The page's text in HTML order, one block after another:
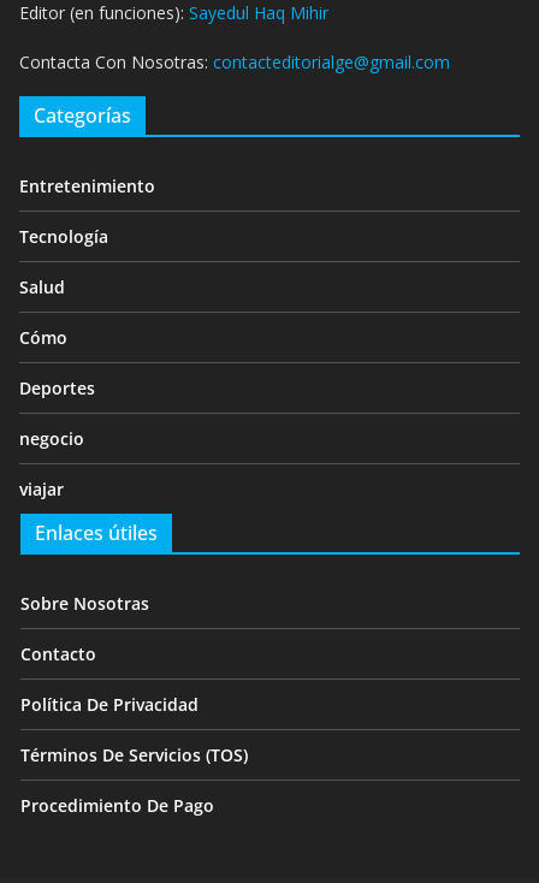
Editor (en funciones): Sayedul Haq Mihir
Contacta Con Nosotras: contacteditorialge@gmail.com
Categorías
Entretenimiento
Tecnología
Salud
Cómo
Deportes
negocio
viajar
Enlaces útiles
Sobre Nosotras
Contacto
Política De Privacidad
Términos De Servicios (TOS)
Procedimiento De Pago